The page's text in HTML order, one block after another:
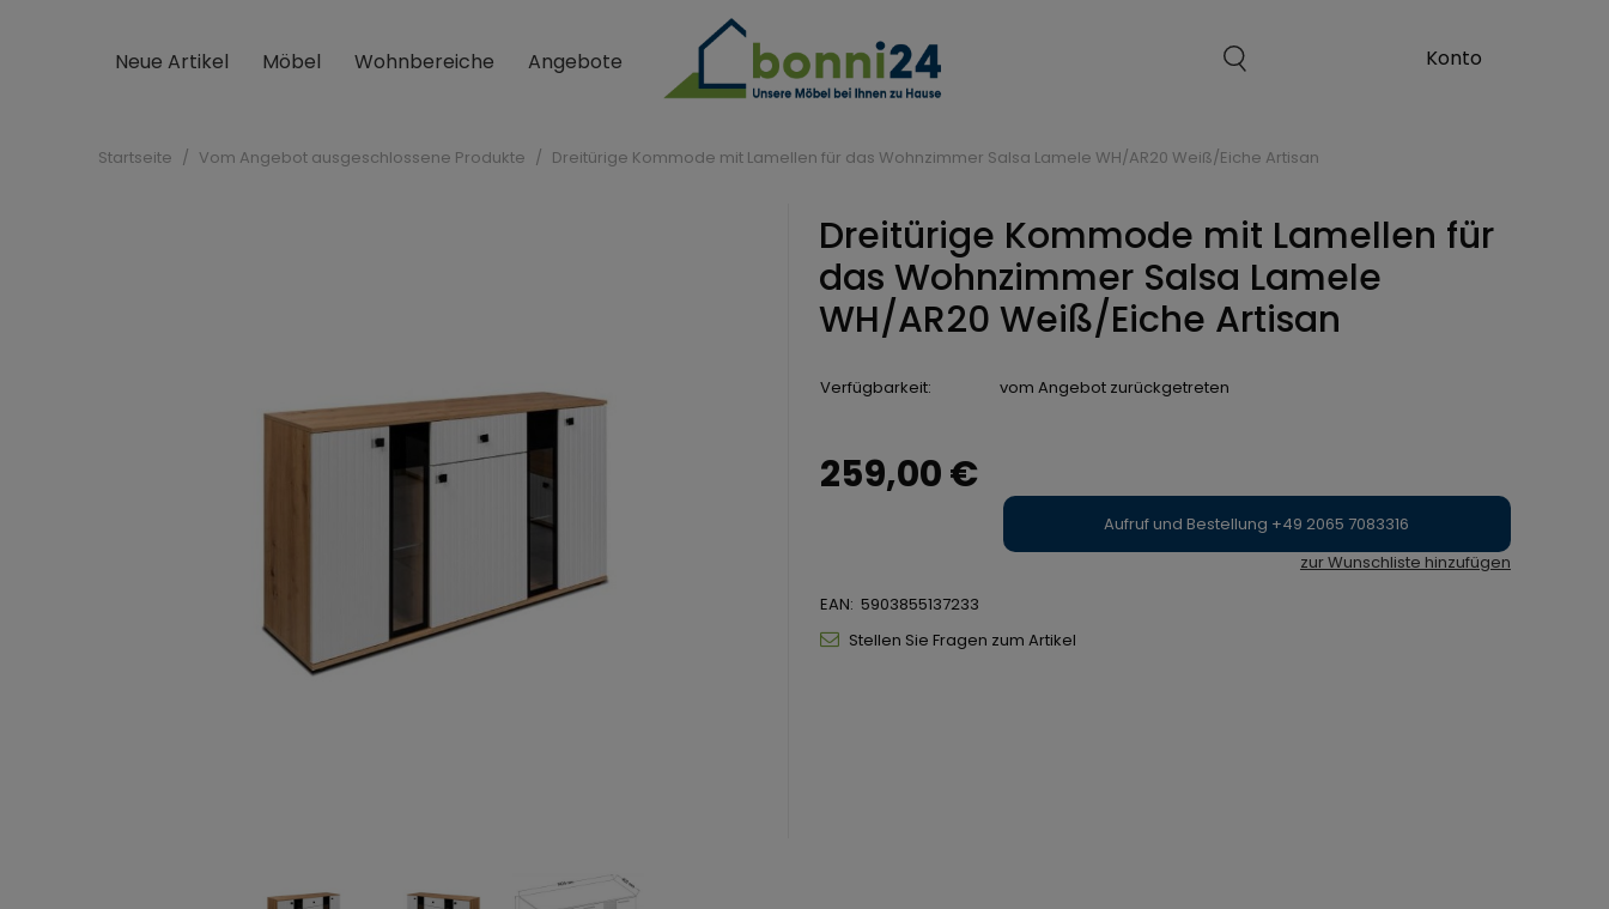
Neue Artikel Möbel Wohnbereiche Angebote
Startseite Vom Angebot ausgeschlossene Produkte Dreitürige Kommode mit Lamellen für das Wohnzimmer Salsa Lamele WH/AR20 Weiß/Eiche Artisan
Dreitürige Kommode mit Lamellen für
das Wohnzimmer Salsa Lamele
WH/AR20 Weiß/Eiche Artisan
Verfügbarkeit: vom Angebot zurückgetreten
259,00 €
Aufruf und Bestellung +49 2065 7083316
zur Wunschliste hinzufügen
EAN: 5903855137233
Stellen Sie Fragen zum Artikel